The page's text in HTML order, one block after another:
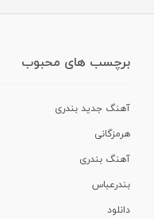
برچسب های محبوب
آهنگ جدید بندری
هرمزگانی
آهنگ بندری
بندرعباس
دانلود